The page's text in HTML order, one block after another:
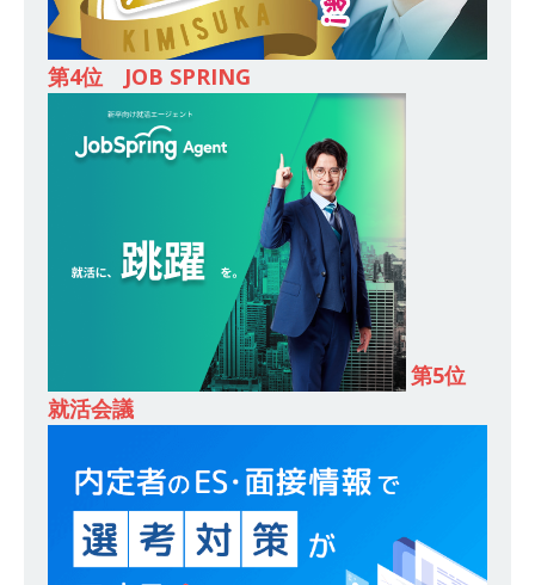
し 】 食品・生鮮業界に特化した人材紹介サービ
スを提供するベンチャー企業 ｜ 設立から毎年黒
字経営。売上は常に右肩上がり ｜ 未経験から営
業として成長・収入アップが目指せる環境 ｜ オ
体育会積極採用企業
[ 2026年5月13日 ] 【 28卒 ｜ トップ企業内定の
登竜門!! 満足度98％のインターン 】 東京勤務・
転勤なし ｜ 文系IT未経験でもOK ｜ 新卒の3年以
内昇進率91％ ｜ IT社会の今まさに求められてい
るベンチャー企業 ｜ 新卒2年目で1,000万円越え
[ 2026年5月13日 ] 【 28卒 ｜ 仕事の全容を知れ
るオープンカンパニー 】 大林グループ ｜ 全国規
模の重要施設の建設に携わるサブコン ｜ 環境保
第4位 JOB SPRING
第5位
就活会議